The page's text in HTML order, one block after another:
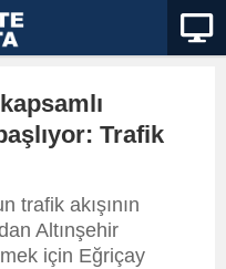
Trafik
trafik akışının
Altınşehir
için Eğriçay